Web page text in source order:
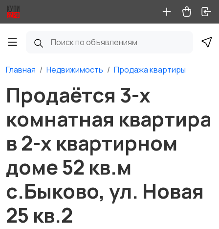
Главная Недвижимость Продажа квартиры
Продаётся 3-х
комнатная квартира
в 2-х квартирном
доме 52 кв.м
с.Быково, ул. Новая
25 кв.2